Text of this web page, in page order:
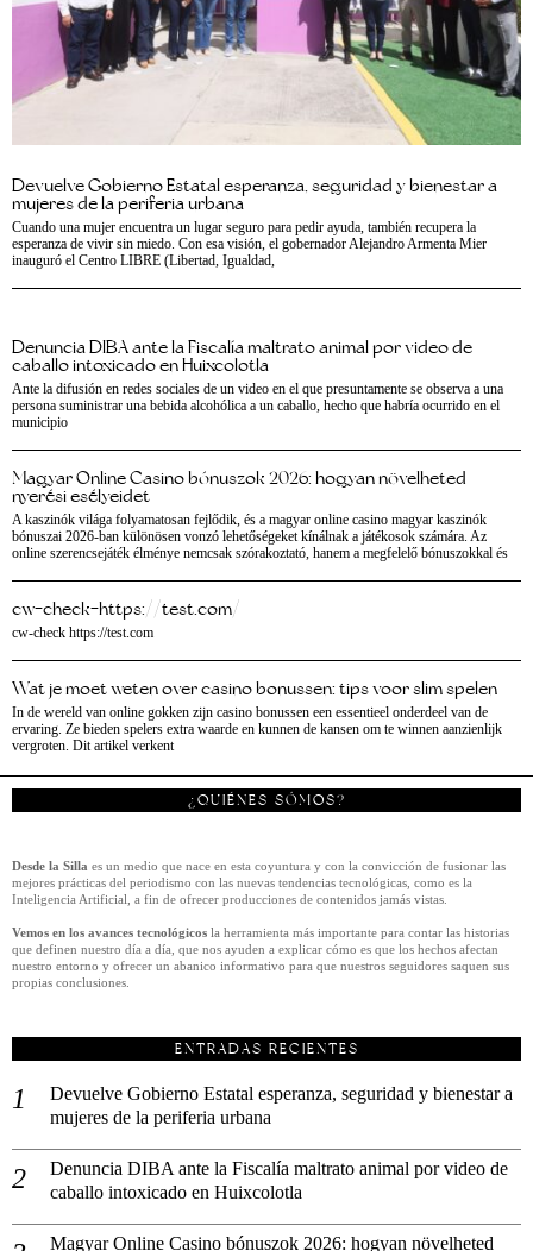
Devuelve Gobierno Estatal esperanza, seguridad y bienestar a
mujeres de la periferia urbana
Cuando una mujer encuentra un lugar seguro para pedir ayuda, también recupera la
esperanza de vivir sin miedo. Con esa visión, el gobernador Alejandro Armenta Mier
inauguró el Centro LIBRE (Libertad, Igualdad,
Denuncia DIBA ante la Fiscalía maltrato animal por video de
caballo intoxicado en Huixcolotla
Ante la difusión en redes sociales de un video en el que presuntamente se observa a una
persona suministrar una bebida alcohólica a un caballo, hecho que habría ocurrido en el
municipio
Magyar Online Casino bónuszok 2026: hogyan növelheted
nyerési esélyeidet
A kaszinók világa folyamatosan fejlődik, és a magyar online casino magyar kaszinók
bónuszai 2026-ban különösen vonzó lehetőségeket kínálnak a játékosok számára. Az
online szerencsejáték élménye nemcsak szórakoztató, hanem a megfelelő bónuszokkal és
cw-check-https://test.com/
cw-check https://test.com
Wat je moet weten over casino bonussen: tips voor slim spelen
In de wereld van online gokken zijn casino bonussen een essentieel onderdeel van de
ervaring. Ze bieden spelers extra waarde en kunnen de kansen om te winnen aanzienlijk
vergroten. Dit artikel verkent
¿QUIÉNES SÓMOS?
Desde la Silla es un medio que nace en esta coyuntura y con la convicción de fusionar las
mejores prácticas del periodismo con las nuevas tendencias tecnológicas, como es la
Inteligencia Artificial, a fin de ofrecer producciones de contenidos jamás vistas.
Vemos en los avances tecnológicos la herramienta más importante para contar las historias
que definen nuestro día a día, que nos ayuden a explicar cómo es que los hechos afectan
nuestro entorno y ofrecer un abanico informativo para que nuestros seguidores saquen sus
propias conclusiones.
ENTRADAS RECIENTES
Devuelve Gobierno Estatal esperanza, seguridad y bienestar a
mujeres de la periferia urbana
Denuncia DIBA ante la Fiscalía maltrato animal por video de
caballo intoxicado en Huixcolotla
Magyar Online Casino bónuszok 2026: hogyan növelheted